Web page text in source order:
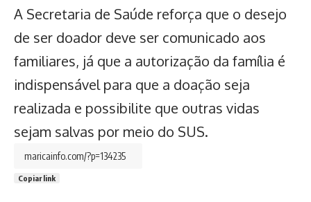
A Secretaria de Saúde reforça que o desejo
de ser doador deve ser comunicado aos
familiares, já que a autorização da família é
indispensável para que a doação seja
realizada e possibilite que outras vidas
sejam salvas por meio do SUS.
Copiar link